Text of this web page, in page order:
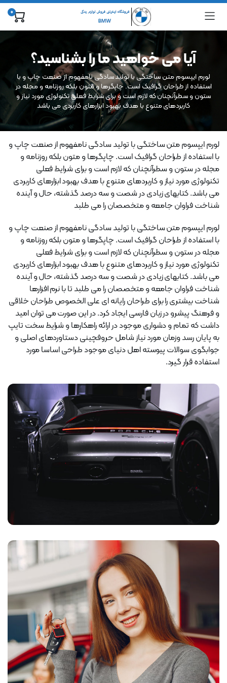
0
آیا می خواهید ما را بشناسید؟
لورم ایپسوم متن ساختگی با تولید سادگی نامفهوم از صنعت چاپ و با
استفاده از طراحان گرافیک است. چاپگرها و متون بلکه روزنامه و مجله در
ستون و سطرآنچنان که لازم است و برای شرایط فعلی تکنولوژی مورد نیاز و
کاربردهای متنوع با هدف بهبود ابزارهای کاربردی می باشد
لورم ایپسوم متن ساختگی با تولید سادگی نامفهوم از صنعت چاپ و
با استفاده از طراحان گرافیک است. چاپگرها و متون بلکه روزنامه و
مجله در ستون و سطرآنچنان که لازم است و برای شرایط فعلی
تکنولوژی مورد نیاز و کاربردهای متنوع با هدف بهبود ابزارهای کاربردی
می باشد. کتابهای زیادی در شصت و سه درصد گذشته، حال و آینده
شناخت فراوان جامعه و متخصصان را می طلبد
لورم ایپسوم متن ساختگی با تولید سادگی نامفهوم از صنعت چاپ و
با استفاده از طراحان گرافیک است. چاپگرها و متون بلکه روزنامه و
مجله در ستون و سطرآنچنان که لازم است و برای شرایط فعلی
تکنولوژی مورد نیاز و کاربردهای متنوع با هدف بهبود ابزارهای کاربردی
می باشد. کتابهای زیادی در شصت و سه درصد گذشته، حال و آینده
شناخت فراوان جامعه و متخصصان را می طلبد تا با نرم افزارها
شناخت بیشتری را برای طراحان رایانه ای علی الخصوص طراحان خلاقی
و فرهنگ پیشرو در زبان فارسی ایجاد کرد. در این صورت می توان امید
داشت که تمام و دشواری موجود در ارائه راهکارها و شرایط سخت تایپ
به پایان رسد وزمان مورد نیاز شامل حروفچینی دستاوردهای اصلی و
جوابگوی سوالات پیوسته اهل دنیای موجود طراحی اساسا مورد
استفاده قرار گیرد.